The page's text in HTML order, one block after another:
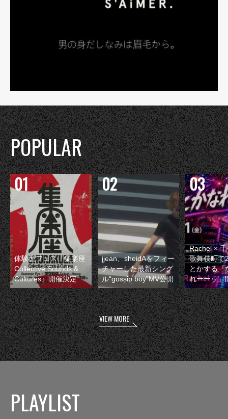
POPULAR
体験型フェス『集楽座
Collective Sounds &
Cultures』開催決定
jjean、sheidAをフィー
チャーした最新シング
ル“gossip boy”MV公開
Rachel ×
歌舞伎町で
とかする『
れーーッ』
VIEW MORE
PLAYLIST